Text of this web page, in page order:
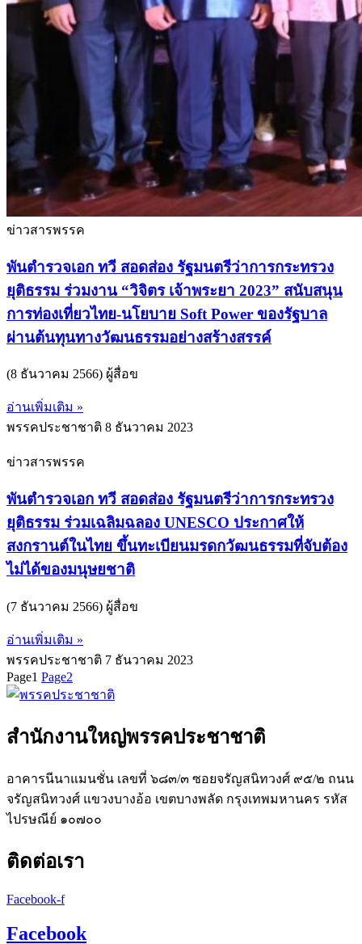
ข่าวสารพรรค
พันตำรวจเอก ทวี สอดส่อง รัฐมนตรีว่าการกระทรวง
ยุติธรรม ร่วมงาน “วิจิตร เจ้าพระยา 2023” สนับสนุน
การท่องเที่ยวไทย-นโยบาย Soft Power ของรัฐบาล
ผ่านต้นทุนทางวัฒนธรรมอย่างสร้างสรรค์
(8 ธันวาคม 2566) ผู้สื่อข
อ่านเพิ่มเติม »
พรรคประชาชาติ 8 ธันวาคม 2023
ข่าวสารพรรค
พันตำรวจเอก ทวี สอดส่อง รัฐมนตรีว่าการกระทรวง
ยุติธรรม ร่วมเฉลิมฉลอง UNESCO ประกาศให้
สงกรานต์ในไทย ขึ้นทะเบียนมรดกวัฒนธรรมที่จับต้อง
ไม่ได้ของมนุษยชาติ
(7 ธันวาคม 2566) ผู้สื่อข
อ่านเพิ่มเติม »
พรรคประชาชาติ 7 ธันวาคม 2023
Page1 Page2
สำนักงานใหญ่พรรคประชาชาติ
อาคารนีนาแมนชั่น เลขที่ ๖๘๓/๓ ซอยจรัญสนิทวงศ์ ๙๕/๒ ถนน
จรัญสนิทวงศ์ แขวงบางอ้อ เขตบางพลัด กรุงเทพมหานคร รหัส
ไปรษณีย์ ๑๐๗๐๐
ติดต่อเรา
Facebook-f
Facebook